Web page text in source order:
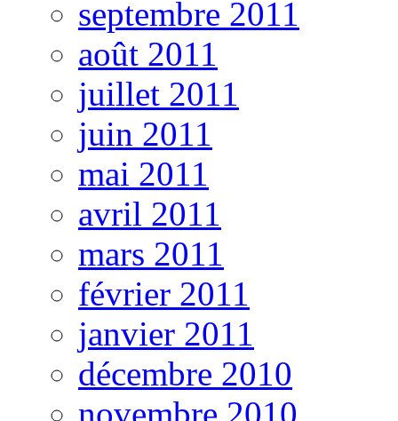
septembre 2011
août 2011
juillet 2011
juin 2011
mai 2011
avril 2011
mars 2011
février 2011
janvier 2011
décembre 2010